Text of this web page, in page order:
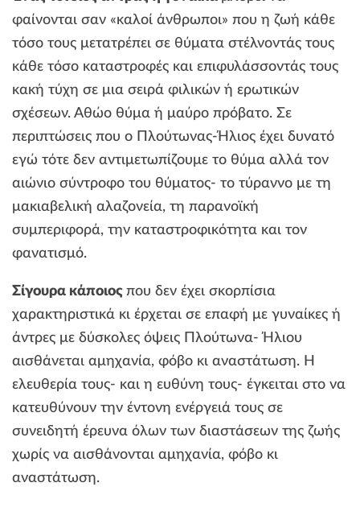
φαίνονται σαν «καλοί άνθρωποι» που η ζωή κάθε
τόσο τους μετατρέπει σε θύματα στέλνοντάς τους
κάθε τόσο καταστροφές και επιφυλάσσοντάς τους
κακή τύχη σε μια σειρά φιλικών ή ερωτικών
σχέσεων. Αθώο θύμα ή μαύρο πρόβατο. Σε
περιπτώσεις που ο Πλούτωνας-Ήλιος έχει δυνατό
εγώ τότε δεν αντιμετωπίζουμε το θύμα αλλά τον
αιώνιο σύντροφο του θύματος- το τύραννο με τη
μακιαβελική αλαζονεία, τη παρανοϊκή
συμπεριφορά, την καταστροφικότητα και τον
φανατισμό.
Σίγουρα κάποιος που δεν έχει σκορπίσια
χαρακτηριστικά κι έρχεται σε επαφή με γυναίκες ή
άντρες με δύσκολες όψεις Πλούτωνα- Ήλιου
αισθάνεται αμηχανία, φόβο κι αναστάτωση. Η
ελευθερία τους- και η ευθύνη τους- έγκειται στο να
κατευθύνουν την έντονη ενέργειά τους σε
συνειδητή έρευνα όλων των διαστάσεων της ζωής
χωρίς να αισθάνονται αμηχανία, φόβο κι
αναστάτωση.